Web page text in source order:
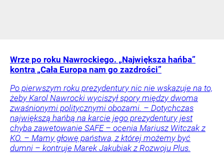
Wrze po roku Nawrockiego. „Największa hańba”
kontra „Cała Europa nam go zazdrości”
Po pierwszym roku prezydentury nic nie wskazuje na to,
żeby Karol Nawrocki wyciszył spory między dwoma
zwaśnionymi politycznymi obozami. – Dotychczas
największą hańbą na karcie jego prezydentury jest
chyba zawetowanie SAFE – ocenia Mariusz Witczak z
KO. – Mamy głowę państwa, z której możemy być
dumni – kontruje Marek Jakubiak z Rozwoju Plus.